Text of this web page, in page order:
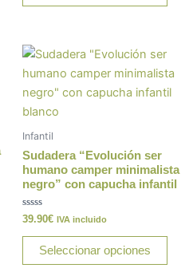
de
Infantil
Sudadera “Evolución ser
humano camper minimalista
negro” con capucha infantil
Valorado
con
0
39.90€ IVA incluido
Seleccionar opciones
tiene
se
la